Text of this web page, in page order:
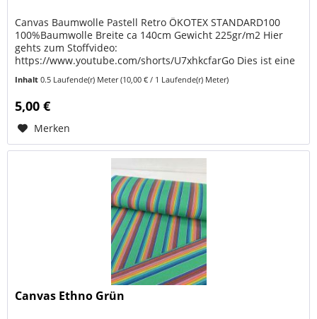
Canvas Baumwolle Pastell Retro ÖKOTEX STANDARD100
100%Baumwolle Breite ca 140cm Gewicht 225gr/m2 Hier
gehts zum Stoffvideo:
https://www.youtube.com/shorts/U7xhkcfarGo Dies ist eine
Inhalt0.5 Laufende(r) Meter(10,00 € / 1 Laufende(r) Meter)
5,00 €
Merken
Canvas Ethno Grün